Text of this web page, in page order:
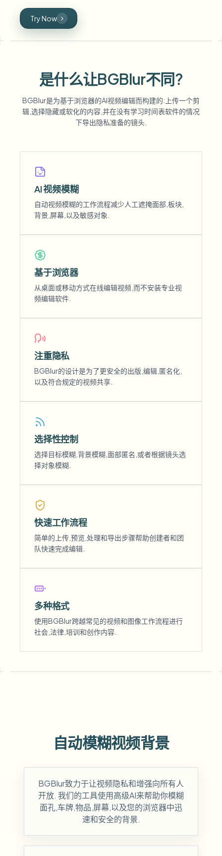
Try Now
是什么让BGBlur不同?
BGBlur是为基于浏览器的AI视频编辑而构建的:上传一个剪
辑,选择隐藏或软化的内容,并在没有学习时间表软件的情况
下导出隐私准备的镜头.
AI 视频模糊
自动视频模糊的工作流程减少人工遮掩面部,板块,
背景,屏幕,以及敏感对象.
基于浏览器
从桌面或移动方式在线编辑视频,而不安装专业视
频编辑软件.
注重隐私
BGBlur的设计是为了更安全的出版,编辑,匿名化,
以及符合规定的视频共享.
选择性控制
选择目标模糊,背景模糊,面部匿名,或者根据镜头选
择对象模糊.
快速工作流程
简单的上传,预览,处理和导出步骤帮助创建者和团
队快速完成编辑.
多种格式
使用BGBlur跨越常见的视频和图像工作流程进行
社会,法律,培训和创作内容.
自动模糊视频背景
BGBlur致力于让视频隐私和增强向所有人
开放. 我们的工具使用高级AI来帮助你模糊
面孔,车牌,物品,屏幕,以及您的浏览器中迅
速和安全的背景.